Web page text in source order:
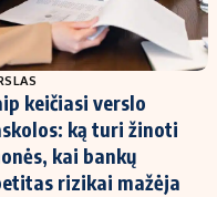
keičiasi verslo
ką turi žinoti
kai bankų
rizikai mažėja